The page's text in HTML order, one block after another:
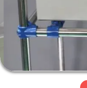
নিয়ন্ত্রণ
যোগাযোগ